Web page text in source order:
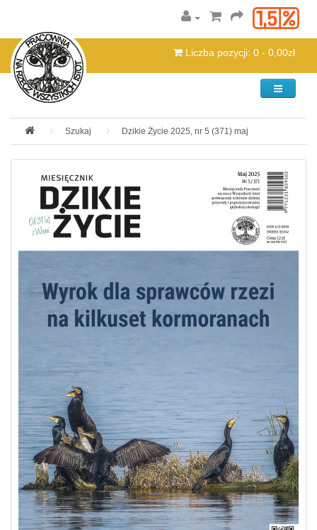
Liczba pozycji: 0 - 0,00zł
Kategorie
Szukaj Dzikie Życie 2025, nr 5 (371) maj